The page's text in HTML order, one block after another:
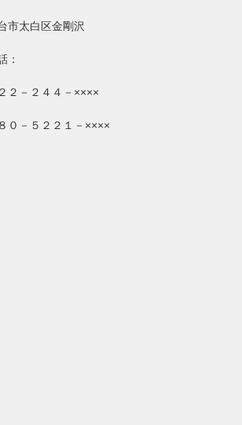
市太白区金剛沢
：
２－２４４－××××
０－５２２１－××××